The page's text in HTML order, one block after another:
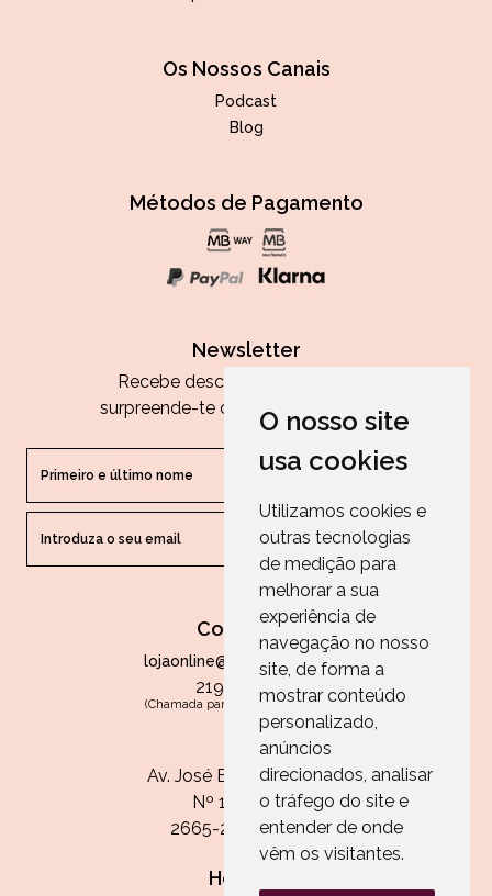
O nosso site
usa cookies
Utilizamos cookies e
outras tecnologias
de medição para
melhorar a sua
experiência de
navegação no nosso
site, de forma a
mostrar conteúdo
personalizado,
anúncios
direcionados, analisar
o tráfego do site e
entender de onde
vêm os visitantes.
Os Nossos Canais
Podcast
Blog
Métodos de Pagamento
Newsletter
Recebe descontos exclusivos e
surpreende-te com as nossas dicas.
ENVIAR
Contactos
lojaonline@paperandarts.pt
219 862 836
(Chamada para a rede fixa nacional)
Loja
Av. José Batista Antunes
Nº 11, Loja 10
2665-236 Malveira
Horário: